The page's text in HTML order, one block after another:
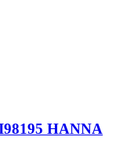
HANNA